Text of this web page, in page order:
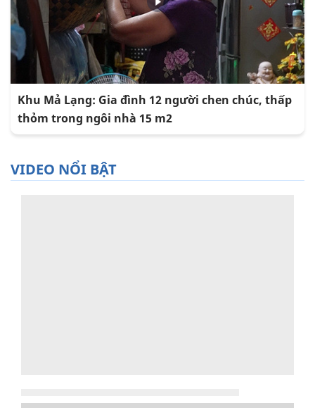
Khu Mả Lạng: Gia đình 12 người chen chúc, thấp
thỏm trong ngôi nhà 15 m2
VIDEO NỔI BẬT